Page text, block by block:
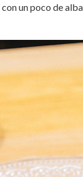
un poco de